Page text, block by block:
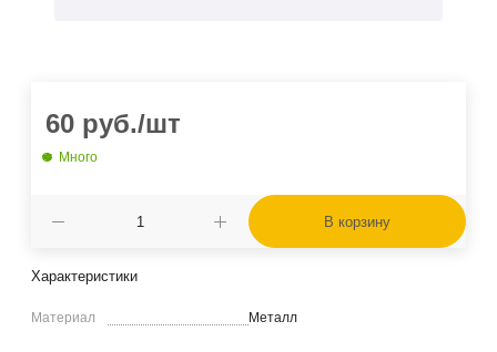
60 руб./шт
Много
В корзину
Характеристики
Материал Металл